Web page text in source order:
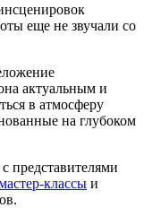
еще не звучали со
актуальным и
в атмосферу
на глубоком
представителями
классы и